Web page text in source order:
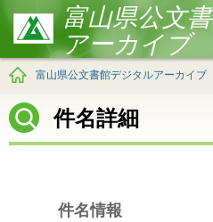
富山県公文
アーカイブ
富山県公文書館デジタルアーカイブ
件名詳細
件名情報